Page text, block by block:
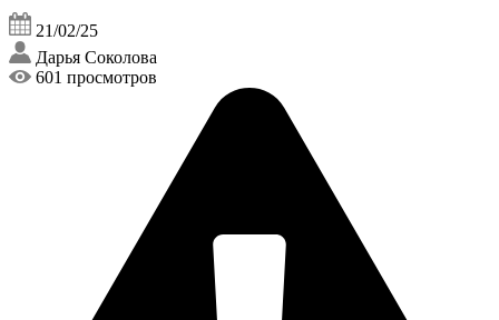
21/02/25
Дарья Соколова
601 просмотров